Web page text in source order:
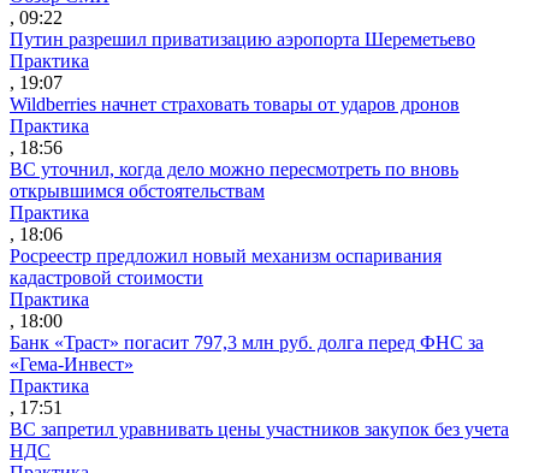
, 09:22
Путин разрешил приватизацию аэропорта Шереметьево
Практика
, 19:07
Wildberries начнет страховать товары от ударов дронов
Практика
, 18:56
ВС уточнил, когда дело можно пересмотреть по вновь
открывшимся обстоятельствам
Практика
, 18:06
Росреестр предложил новый механизм оспаривания
кадастровой стоимости
Практика
, 18:00
Банк «Траст» погасит 797,3 млн руб. долга перед ФНС за
«Гема-Инвест»
Практика
, 17:51
ВС запретил уравнивать цены участников закупок без учета
НДС